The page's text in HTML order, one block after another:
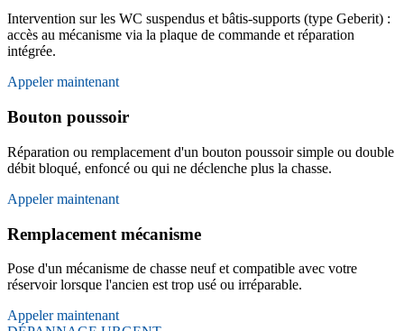
Intervention sur les WC suspendus et bâtis-supports (type Geberit) :
accès au mécanisme via la plaque de commande et réparation
intégrée.
Appeler maintenant
Bouton poussoir
Réparation ou remplacement d'un bouton poussoir simple ou double
débit bloqué, enfoncé ou qui ne déclenche plus la chasse.
Appeler maintenant
Remplacement mécanisme
Pose d'un mécanisme de chasse neuf et compatible avec votre
réservoir lorsque l'ancien est trop usé ou irréparable.
Appeler maintenant